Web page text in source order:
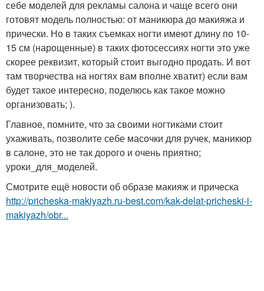
себе моделей для рекламы салона и чаще всего они
готовят модель полностью: от маникюра до макияжа и
прически. Но в таких съемках ногти имеют длину по 10-
15 см (нарощенные) в таких фотосессиях ногти это уже
скорее реквизит, который стоит выгодно продать. И вот
там творчества на ногтях вам вполне хватит) если вам
будет такое интересно, поделюсь как такое можно
организовать; ).
Главное, помните, что за своими ногтиками стоит
ухаживать, позволите себе масочки для ручек, маникюр
в салоне, это не так дорого и очень приятно;
уроки_для_моделей.
Смотрите ещё новости об образе макияж и прическа
http://pricheska-makiyazh.ru-best.com/kak-delat-pricheski-i-
makiyazh/obr...